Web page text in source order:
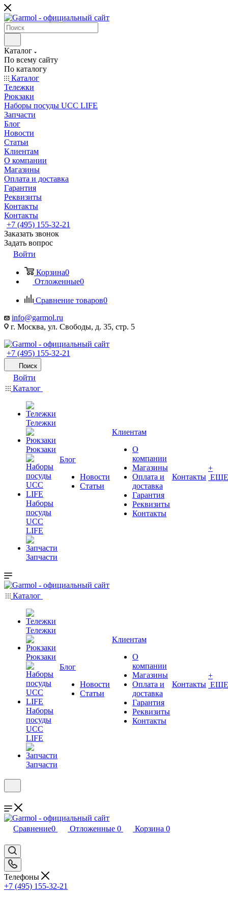
Каталог
По всему сайту
По каталогу
Каталог
Тележки
Рюкзаки
Наборы посуды UCC LIFE
Запчасти
Блог
Новости
Статьи
Клиентам
О компании
Магазины
Оплата и доставка
Гарантия
Реквизиты
Контакты
Контакты
+7 (495) 155-32-21
Заказать звонок
Задать вопрос
Войти
Корзина0
Отложенные0
Сравнение товаров0
info@garmol.ru
г. Москва, ул. Свободы, д. 35, стр. 5
+7 (495) 155-32-21
Поиск
Войти
Каталог
Тележки
Рюкзаки
Наборы
посуды
UCC
LIFE
Запчасти
Блог
Новости
Статьи
Клиентам
О
компании
Магазины
Оплата и
доставка
Гарантия
Реквизиты
Контакты
Контакты
+
ЕЩЕ
Каталог
Тележки
Рюкзаки
Наборы
посуды
UCC
LIFE
Запчасти
Блог
Новости
Статьи
Клиентам
О
компании
Магазины
Оплата и
доставка
Гарантия
Реквизиты
Контакты
Контакты
+
ЕЩЕ
Сравнение0 Отложенные 0 Корзина 0
Телефоны
+7 (495) 155-32-21